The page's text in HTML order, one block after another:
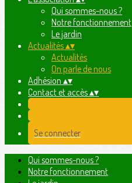
Qui sommes-nous ?
Notre fonctionnement
Le jardin
Actualités▴▾
Actualités
On parle de nous
Adhésion ▴▾
Contact et accès▴▾
Se connecter
Qui sommes-nous ?
Notre fonctionnement